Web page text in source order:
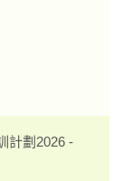
計劃2026 -